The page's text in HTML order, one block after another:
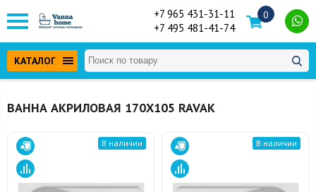
+7 965 431-31-11
+7 495 481-41-74
0
КАТАЛОГ
ВАННА АКРИЛОВАЯ 170Х105 RAVAK
В наличии В наличии